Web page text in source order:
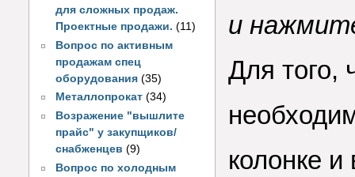
для сложных продаж.
Проектные продажи. (11)
Вопрос по активным
продажам спец
оборудования (35)
Металлопрокат (34)
Возражение "вышлите
прайс" у закупщиков/
снабженцев (9)
Вопрос по холодным
и
Для того,
колонке